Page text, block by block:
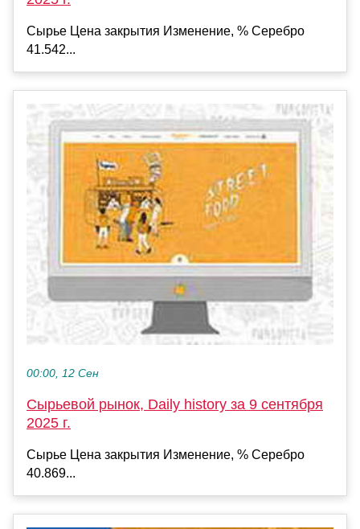
Сырье Цена закрытия Изменение, % Серебро
41.542...
00:00, 12 Сен
Сырьевой рынок, Daily history за 9 сентября
2025 г.
Сырье Цена закрытия Изменение, % Серебро
40.869...